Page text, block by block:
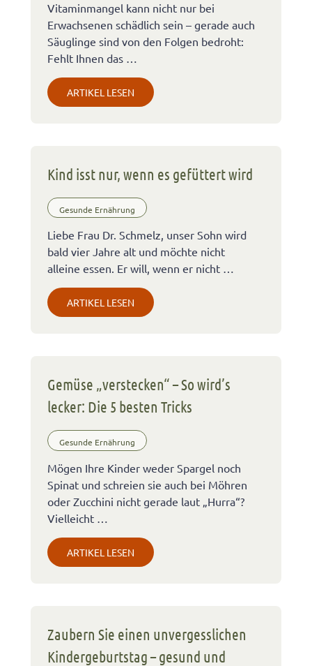
Vitaminmangel kann nicht nur bei
Erwachsenen schädlich sein – gerade auch
Säuglinge sind von den Folgen bedroht:
Fehlt Ihnen das …
ARTIKEL LESEN
Kind isst nur, wenn es gefüttert wird
Gesunde Ernährung
Liebe Frau Dr. Schmelz, unser Sohn wird
bald vier Jahre alt und möchte nicht
alleine essen. Er will, wenn er nicht …
ARTIKEL LESEN
Gemüse „verstecken“ – So wird’s
lecker: Die 5 besten Tricks
Gesunde Ernährung
Mögen Ihre Kinder weder Spargel noch
Spinat und schreien sie auch bei Möhren
oder Zucchini nicht gerade laut „Hurra“?
Vielleicht …
ARTIKEL LESEN
Zaubern Sie einen unvergesslichen
Kindergeburtstag – gesund und